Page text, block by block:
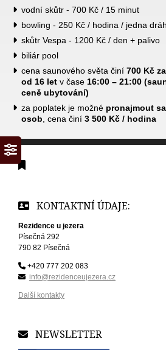
vodní skůtr - 700 Kč / 15 minut
bowling - 250 Kč / hodina / jedna
skůtr Vespa - 1200 Kč / den + palivo
biliár pool
cena saunového světa činí 700 Kč
od 16 let v čase 16:00 – 21:00
ceně ubytování)
za poplatek je možné pronajmout
osob , cena činí 3 500 Kč / hodina
KONTAKTNÍ ÚDAJE:
Rezidence u jezera
Písečná 292
790 82 Písečná
+420 777 202 083
info@rezidenceujezera.cz
Další kontakty
NEWSLETTER